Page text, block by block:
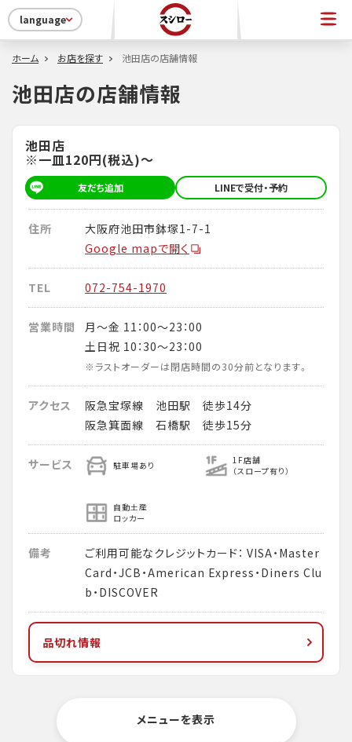
language
ホーム お店を探す 池田店の店舗情報
池田店の店舗情報
池田店
※一皿120円(税込)～
友だち追加 LINEで受付・予約
住所
大阪府池田市鉢塚1-7-1
Google mapで開く
TEL 072-754-1970
営業時間
月～金 11：00～23：00
土日祝 10：30～23：00
※ラストオーダーは閉店時間の30分前となります。
アクセス
阪急宝塚線 池田駅 徒歩14分
阪急箕面線 石橋駅 徒歩15分
サービス 駐車場あり
1F店舗
（スロープ有り）
自動土産
ロッカー
備考
ご利用可能なクレジットカード： VISA・Master
Card・JCB・American Express・Diners Clu
b・DISCOVER
品切れ情報
メニューを表示